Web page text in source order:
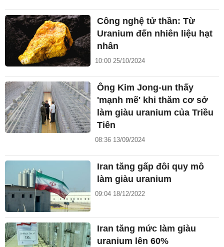
Công nghệ tử thần: Từ
Uranium đến nhiên liệu hạt
nhân
10:00 25/10/2024
Ông Kim Jong-un thấy
'mạnh mẽ' khi thăm cơ sở
làm giàu uranium của Triều
Tiên
08:36 13/09/2024
Iran tăng gấp đôi quy mô
làm giàu uranium
09:04 18/12/2022
Iran tăng mức làm giàu
uranium lên 60%